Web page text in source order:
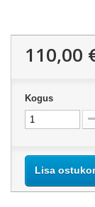
110,00
Kogus
Lisa